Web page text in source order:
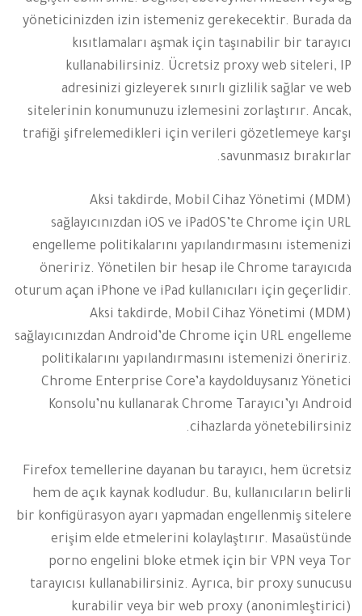
yöneticinizden izin istemeniz gerekecektir. Burada da
kısıtlamaları aşmak için taşınabilir bir tarayıcı
kullanabilirsiniz. Ücretsiz proxy web siteleri, IP
adresinizi gizleyerek sınırlı gizlilik sağlar ve web
sitelerinin konumunuzu izlemesini zorlaştırır. Ancak,
trafiği şifrelemedikleri için verileri gözetlemeye karşı
savunmasız bırakırlar.
Aksi takdirde, Mobil Cihaz Yönetimi (MDM)
sağlayıcınızdan iOS ve iPadOS’te Chrome için URL
engelleme politikalarını yapılandırmasını istemenizi
öneririz. Yönetilen bir hesap ile Chrome tarayıcıda
oturum açan iPhone ve iPad kullanıcıları için geçerlidir.
Aksi takdirde, Mobil Cihaz Yönetimi (MDM)
sağlayıcınızdan Android’de Chrome için URL engelleme
politikalarını yapılandırmasını istemenizi öneririz.
Chrome Enterprise Core’a kaydolduysanız Yönetici
Konsolu’nu kullanarak Chrome Tarayıcı’yı Android
cihazlarda yönetebilirsiniz.
Firefox temellerine dayanan bu tarayıcı, hem ücretsiz
hem de açık kaynak kodludur. Bu, kullanıcıların belirli
bir konfigürasyon ayarı yapmadan engellenmiş sitelere
erişim elde etmelerini kolaylaştırır. Masaüstünde
porno engelini bloke etmek için bir VPN veya Tor
tarayıcısı kullanabilirsiniz. Ayrıca, bir proxy sunucusu
kurabilir veya bir web proxy (anonimleştirici)